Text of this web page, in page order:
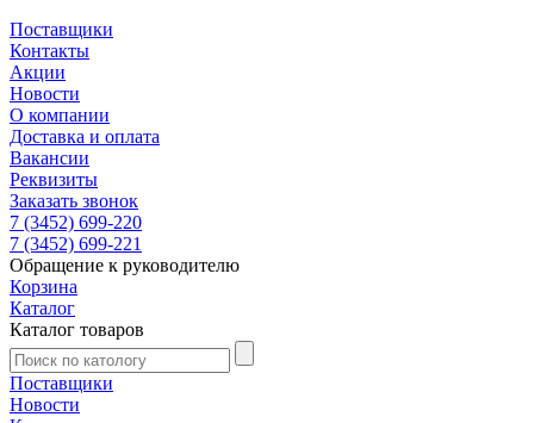
Поставщики
Контакты
Акции
Новости
О компании
Доставка и оплата
Вакансии
Реквизиты
Заказать звонок
7 (3452) 699-220
7 (3452) 699-221
Обращение к руководителю
Корзина
Каталог
Каталог товаров
Поставщики
Новости